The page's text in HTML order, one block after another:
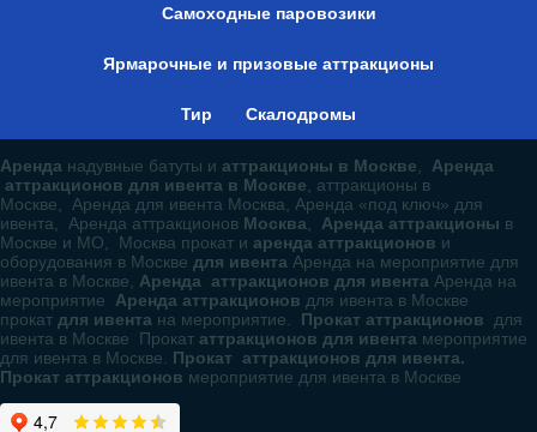
Самоходные паровозики
Ярмарочные и призовые аттракционы
Тир Скалодромы
Аренда надувные батуты и аттракционы в Москве
Аренда
аттракционов для ивента в Москве , аттракционы в
Москве, Аренда для ивента Москва, Аренда «под ключ» для
ивента, Аренда аттракционов Москва Аренда аттракционы в
Москве и МО, Москва прокат и аренда аттракционов и
оборудования в Москве для ивента Аренда на мероприятие для
ивента в Москве, Аренда аттракционов для ивента Аренда на
мероприятие Аренда аттракционов для ивента в Москве
прокат для ивента на мероприятие. Прокат аттракционов для
ивента в Москве Прокат аттракционов для ивента мероприятие
для ивента в Москве. Прокат аттракционов для ивента.
Прокат аттракционов мероприятие для ивента в Москве